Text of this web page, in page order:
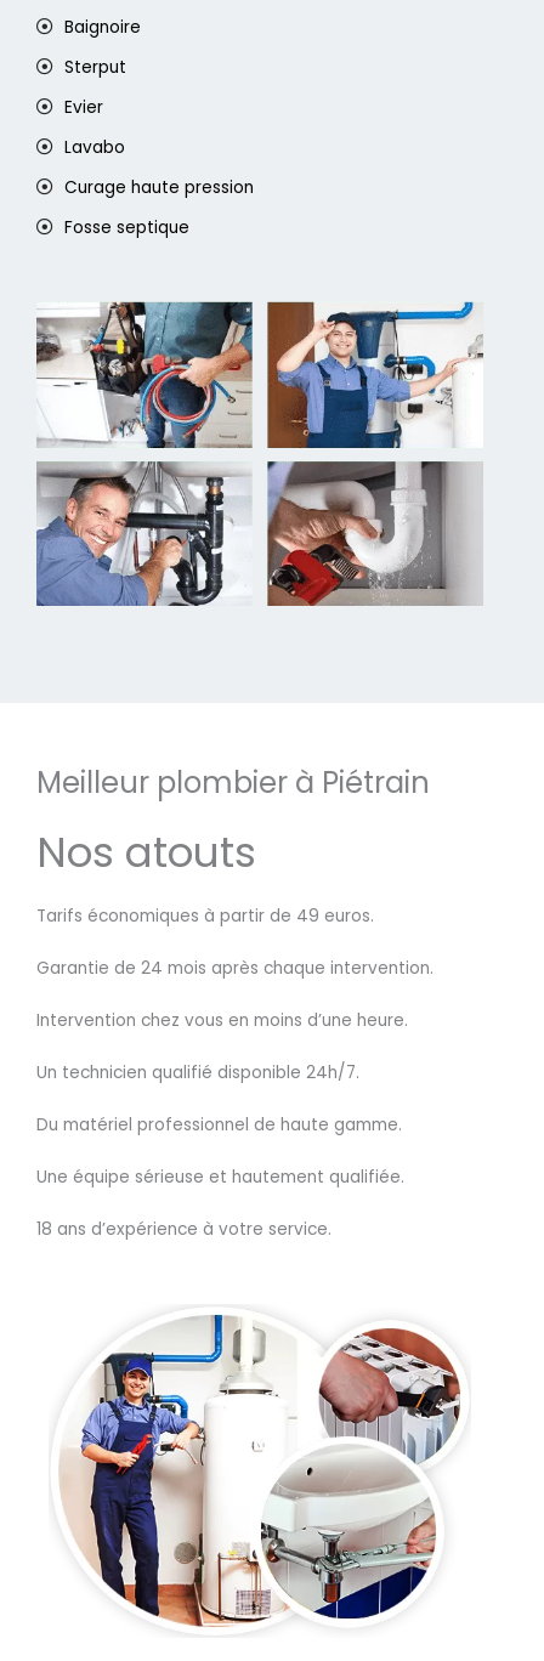
Baignoire
Sterput
Evier
Lavabo
Curage haute pression
Fosse septique
Meilleur plombier à Piétrain
Nos atouts
Tarifs économiques à partir de 49 euros.
Garantie de 24 mois après chaque intervention.
Intervention chez vous en moins d’une heure.
Un technicien qualifié disponible 24h/7.
Du matériel professionnel de haute gamme.
Une équipe sérieuse et hautement qualifiée.
18 ans d’expérience à votre service.